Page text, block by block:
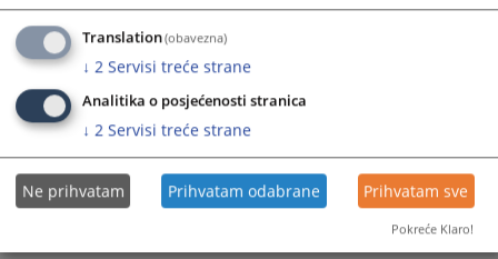
Prikazana vijest je na: Srpski jezik
Prateći dokumenti
Rjesenje o otvaranju stecajnog postupka - 67 0 St
Translation(obavezna)
↓ 2 Servisi treće strane
Analitika o posjećenosti stranica
↓ 2 Servisi treće strane
Ne prihvatam Prihvatam odabrane Prihvatam sve
Pokreće Klaro!